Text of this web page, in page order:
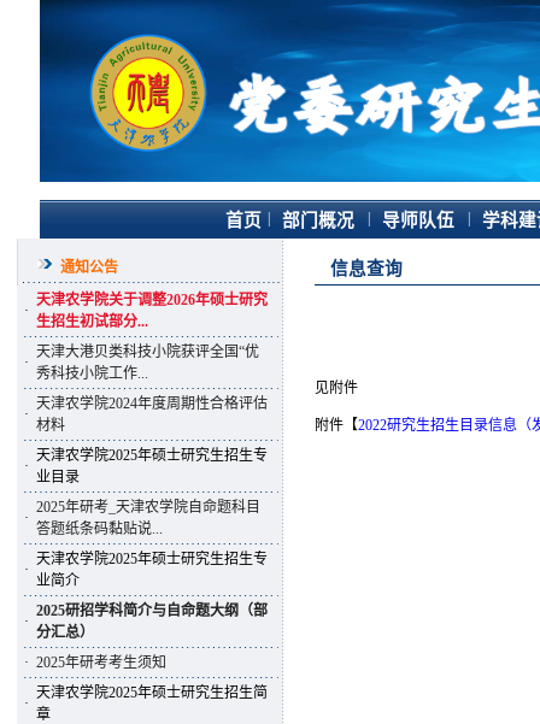
首页 部门概况 导师队伍 学科建
通知公告
·
天津农学院关于调整2026年硕士研究
生招生初试部分...
·
天津大港贝类科技小院获评全国“优
秀科技小院工作...
·
天津农学院2024年度周期性合格评估
材料
·
天津农学院2025年硕士研究生招生专
业目录
·
2025年研考_天津农学院自命题科目
答题纸条码黏贴说...
·
天津农学院2025年硕士研究生招生专
业简介
·
2025研招学科简介与自命题大纲（部
分汇总）
· 2025年研考考生须知
·
天津农学院2025年硕士研究生招生简
章
信息查询
见附件
附件【2022研究生招生目录信息（